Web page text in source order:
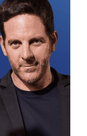
del tabaco,
beneficios
minutos.
minutos de
frecuencia
de las
de